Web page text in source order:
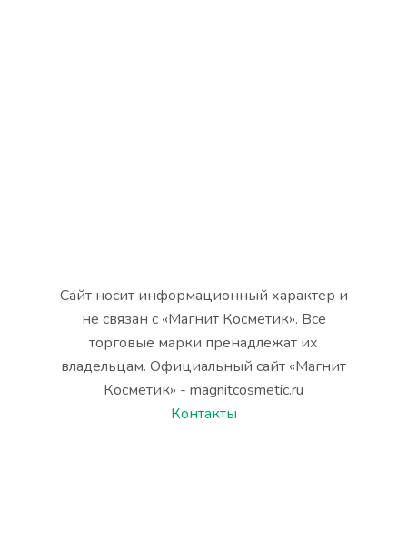
Сайт носит информационный характер и
не связан с «Магнит Косметик». Все
торговые марки пренадлежат их
владельцам. Официальный сайт «Магнит
Косметик» - magnitcosmetic.ru
Контакты